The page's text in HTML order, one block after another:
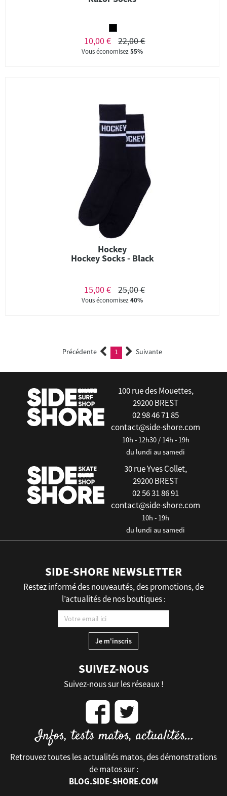
10,00 € 22,00 €
Vous économisez55%
Hockey
Hockey Socks - Black
15,00 € 25,00 €
Vous économisez40%
Précédente 1 (current)Suivante
100 rue des Mouettes,
29200 BREST
02 98 46 71 85
contact@side-shore.com
10h - 12h30 / 14h - 19h
du lundi au samedi
30 rue Yves Collet,
29200 BREST
02 56 31 86 91
contact@side-shore.com
10h - 19h
du lundi au samedi
SIDE-SHORE NEWSLETTER
Restez informé des nouveautés, des promotions, de
l’actualités de nos boutiques :
SUIVEZ-NOUS
Suivez-nous sur les réseaux !
Retrouvez toutes les actualités matos, des démonstrations
de matos sur :
BLOG.SIDE-SHORE.COM